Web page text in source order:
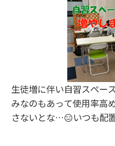
示しています。 これで1
しょう。 夏期講習もい
みなさん頑張っています
を迎えましょう。 #亀岡
塾 #個別指導 #夏期講習
生徒増に伴い自習スペー
みなのもあって使用率高
さないとな…😑いつも配